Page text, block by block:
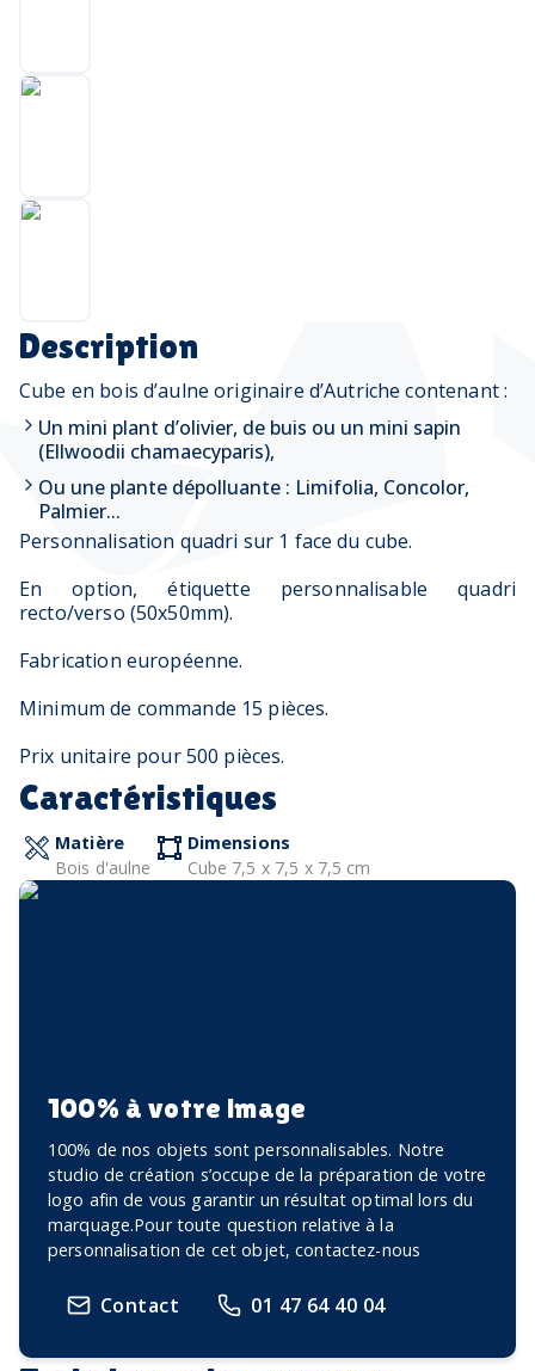
Description
Cube en bois d’aulne originaire d’Autriche contenant :
Un mini plant d’olivier, de buis ou un mini sapin
(Ellwoodii chamaecyparis),
Ou une plante dépolluante : Limifolia, Concolor,
Palmier...
Personnalisation quadri sur 1 face du cube.
En option, étiquette personnalisable quadri
recto/verso (50x50mm).
Fabrication européenne.
Minimum de commande 15 pièces.
Prix unitaire pour 500 pièces.
Caractéristiques
Matière
Bois d'aulne
Dimensions
Cube 7,5 x 7,5 x 7,5 cm
100% à votre image
100% de nos objets sont personnalisables. Notre
studio de création s’occupe de la préparation de votre
logo afin de vous garantir un résultat optimal lors du
marquage.Pour toute question relative à la
personnalisation de cet objet, contactez-nous
Contact 01 47 64 40 04